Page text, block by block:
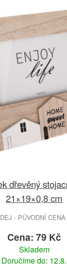
dřevěný
21×19×0,8 cm
- PŮVODNÍ
Cena: 79 Kč
Skladem
Doručíme do: 12.8.